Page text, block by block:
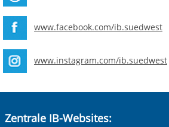
www.facebook.com/ib.suedwest
www.instagram.com/ib.suedwest
Zentrale IB-Websites: